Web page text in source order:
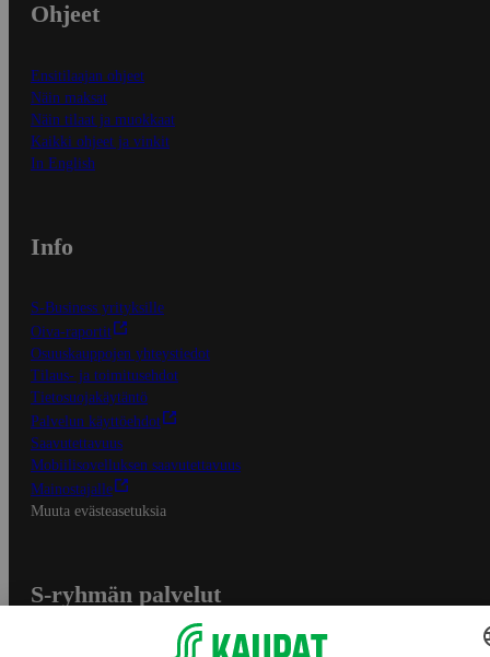
Ohjeet
Ensitilaajan ohjeet
Näin maksat
Näin tilaat ja muokkaat
Kaikki ohjeet ja vinkit
In English
Info
S-Business yrityksille
Oiva-raportit
Osuuskauppojen yhteystiedot
Tilaus- ja toimitusehdot
Tietosuojakäytäntö
Palvelun käyttöehdot
Saavutettavuus
Mobiilisovelluksen saavutettavuus
Mainostajalle
Muuta evästeasetuksia
S-ryhmän palvelut